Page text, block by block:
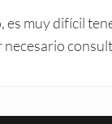
es muy difícil
necesario